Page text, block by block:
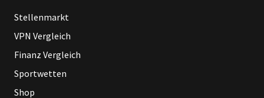
Stellenmarkt
VPN Vergleich
Finanz Vergleich
Sportwetten
Shop